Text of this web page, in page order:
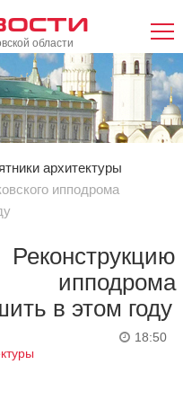
области
архитектуры
ипподрома
в этом году
18:50